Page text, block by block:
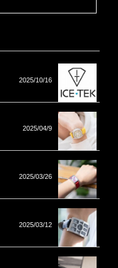
2025/10/16
2025/04/9
2025/03/26
2025/03/12